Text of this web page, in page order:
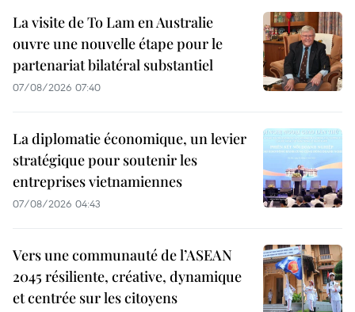
La visite de To Lam en Australie
ouvre une nouvelle étape pour le
partenariat bilatéral substantiel
07/08/2026 07:40
La diplomatie économique, un levier
stratégique pour soutenir les
entreprises vietnamiennes
07/08/2026 04:43
Vers une communauté de l’ASEAN
2045 résiliente, créative, dynamique
et centrée sur les citoyens